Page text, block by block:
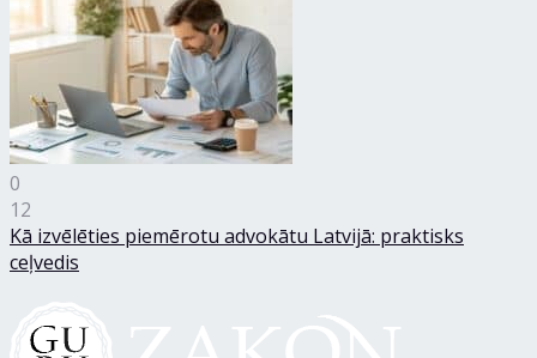
0
12
Kā izvēlēties piemērotu advokātu Latvijā: praktisks
ceļvedis